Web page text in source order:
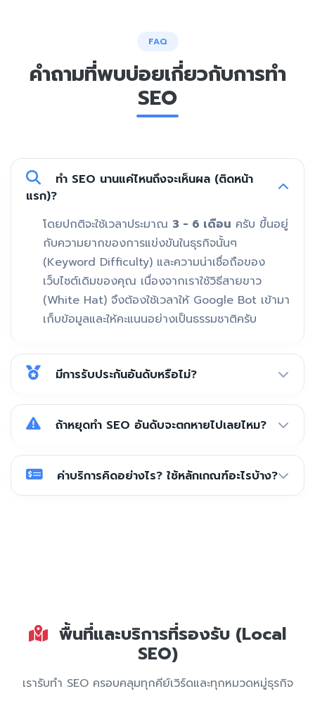
FAQ
คำถามที่พบบ่อยเกี่ยวกับการทำ
SEO
ทำ SEO นานแค่ไหนถึงจะเห็นผล (ติดหน้า
แรก)?
โดยปกติจะใช้เวลาประมาณ 3 - 6 เดือน ครับ ขึ้นอยู่
กับความยากของการแข่งขันในธุรกิจนั้นๆ
(Keyword Difficulty) และความน่าเชื่อถือของ
เว็บไซต์เดิมของคุณ เนื่องจากเราใช้วิธีสายขาว
(White Hat) จึงต้องใช้เวลาให้ Google Bot เข้ามา
เก็บข้อมูลและให้คะแนนอย่างเป็นธรรมชาติครับ
มีการรับประกันอันดับหรือไม่?
ถ้าหยุดทำ SEO อันดับจะตกหายไปเลยไหม?
ค่าบริการคิดอย่างไร? ใช้หลักเกณฑ์อะไรบ้าง?
พื้นที่และบริการที่รองรับ (Local
SEO)
เรารับทำ SEO ครอบคลุมทุกคีย์เวิร์ดและทุกหมวดหมู่ธุรกิจ